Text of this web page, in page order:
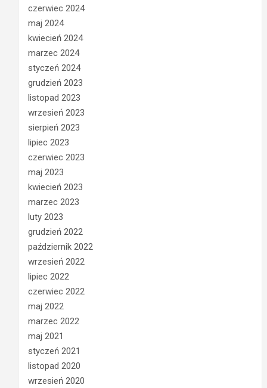
czerwiec 2024
maj 2024
kwiecień 2024
marzec 2024
styczeń 2024
grudzień 2023
listopad 2023
wrzesień 2023
sierpień 2023
lipiec 2023
czerwiec 2023
maj 2023
kwiecień 2023
marzec 2023
luty 2023
grudzień 2022
październik 2022
wrzesień 2022
lipiec 2022
czerwiec 2022
maj 2022
marzec 2022
maj 2021
styczeń 2021
listopad 2020
wrzesień 2020